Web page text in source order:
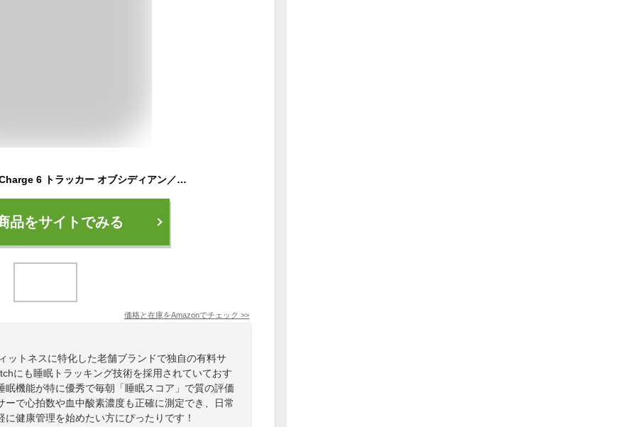
【Suica対応】Fitbit Charge 6 トラッカー オブシディアン／ブラック スマートウォッチ/防水/iPhone対応/アンドロイド対応/最大7日間のバッテリー/GPS搭載/心拍計/睡眠スコア [日本正規品]
品をサイトでみる
価格と在庫をAmazonでチェック >>
ットネスに特化した老舗ブランドで独自の有料サ
にも睡眠トラッキング技術を採用されていておす
眠機能が特に優秀で毎朝「睡眠スコア」で質の評価
で心拍数や血中酸素濃度も正確に測定でき、日常
健康管理を始めたい方にぴったりです！